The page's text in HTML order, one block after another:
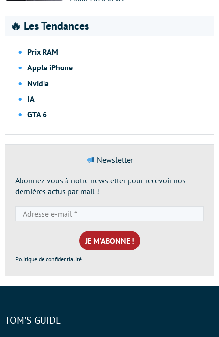
🔥 Les Tendances
Prix RAM
Apple iPhone
Nvidia
IA
GTA 6
Newsletter
Abonnez-vous à notre newsletter pour recevoir nos
dernières actus par mail !
e-
mail
*
Politique de confidentialité
TOM'S GUIDE